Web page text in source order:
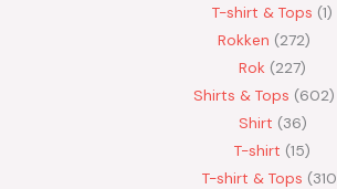
T-shirt & Tops 1
Rokken 272
Rok 227
Shirts & Tops 602
Shirt 36
T-shirt 15
T-shirt & Tops 310